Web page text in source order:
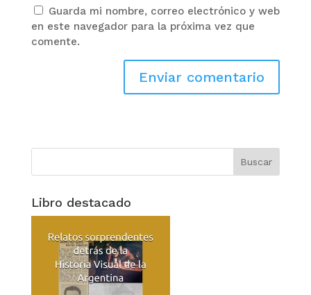
Guarda mi nombre, correo electrónico y web
en este navegador para la próxima vez que
comente.
Libro destacado